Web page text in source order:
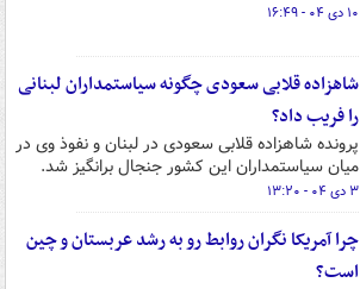
۱۰ دی ۰۴ - ۱۶:۴۹
شاهزاده قلابی سعودی چگونه سیاستمداران لبنانی
را فریب داد؟
پرونده شاهزاده قلابی سعودی در لبنان و نفوذ وی در
میان سیاستمداران این کشور جنجال برانگیز شد.
۳ دی ۰۴ - ۱۳:۲۰
چرا آمریکا نگران روابط رو به رشد عربستان و چین
است؟